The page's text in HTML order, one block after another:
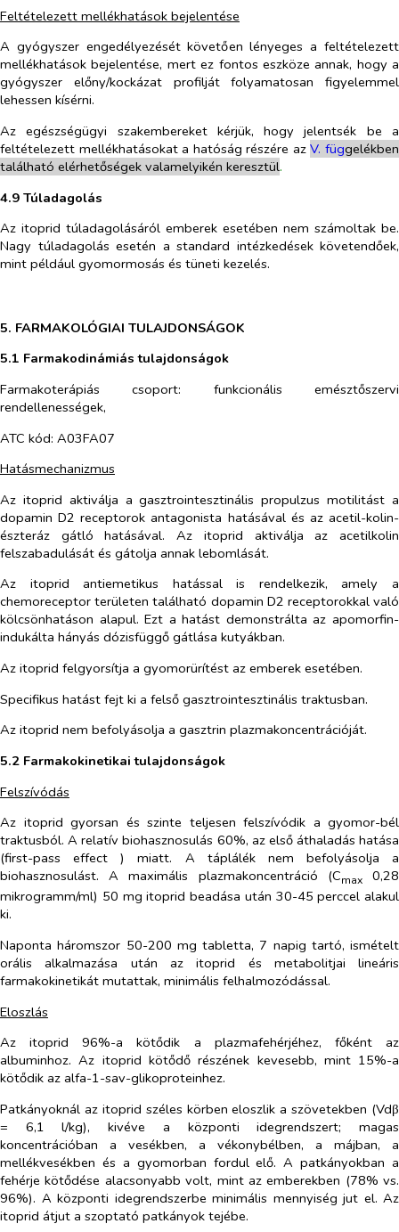
Feltételezett mellékhatások bejelentése
A gyógyszer engedélyezését követően lényeges a feltételezett
mellékhatások bejelentése, mert ez fontos eszköze annak, hogy a
gyógyszer előny/kockázat profilját folyamatosan figyelemmel
lehessen kísérni.
Az egészségügyi szakembereket kérjük, hogy jelentsék be a
feltételezett mellékhatásokat a hatóság részére azV. függelékben
található elérhetőségek valamelyikén keresztül.
4.9 Túladagolás
Az itoprid túladagolásáról emberek esetében nem számoltak be.
Nagy túladagolás esetén a standard intézkedések követendőek,
mint például gyomormosás és tüneti kezelés.
5. FARMAKOLÓGIAI TULAJDONSÁGOK
5.1 Farmakodinámiás tulajdonságok
Farmakoterápiás csoport: funkcionális emésztőszervi
rendellenességek,
ATC kód: A03FA07
Hatásmechanizmus
Az itoprid aktiválja a gasztrointesztinális propulzus motilitást a
dopamin D2 receptorok antagonista hatásával és az acetil-kolin-
észteráz gátló hatásával. Az itoprid aktiválja az acetilkolin
felszabadulását és gátolja annak lebomlását.
Az itoprid antiemetikus hatással is rendelkezik, amely a
chemoreceptor területen található dopamin D2 receptorokkal való
kölcsönhatáson alapul. Ezt a hatást demonstrálta az apomorfin-
indukálta hányás dózisfüggő gátlása kutyákban.
Az itoprid felgyorsítja a gyomorürítést az emberek esetében.
Specifikus hatást fejt ki a felső gasztrointesztinális traktusban.
Az itoprid nem befolyásolja a gasztrin plazmakoncentrációját.
5.2 Farmakokinetikai tulajdonságok
Felszívódás
Az itoprid gyorsan és szinte teljesen felszívódik a gyomor-bél
traktusból. A relatív biohasznosulás 60%, az első áthaladás hatása
(first-pass effect ) miatt. A táplálék nem befolyásolja a
biohasznosulást. A maximális plazmakoncentráció (Cmax0,28
mikrogramm/ml) 50 mg itoprid beadása után 30-45 perccel alakul
ki.
Naponta háromszor 50-200 mg tabletta, 7 napig tartó, ismételt
orális alkalmazása után az itoprid és metabolitjai lineáris
farmakokinetikát mutattak, minimális felhalmozódással.
Eloszlás
Az itoprid 96%-a kötődik a plazmafehérjéhez, főként az
albuminhoz. Az itoprid kötődő részének kevesebb, mint 15%-a
kötődik az alfa-1-sav-glikoproteinhez.
Patkányoknál az itoprid széles körben eloszlik a szövetekben (Vdβ
= 6,1 l/kg), kivéve a központi idegrendszert; magas
koncentrációban a vesékben, a vékonybélben, a májban, a
mellékvesékben és a gyomorban fordul elő. A patkányokban a
fehérje kötődése alacsonyabb volt, mint az emberekben (78% vs.
96%). A központi idegrendszerbe minimális mennyiség jut el. Az
itoprid átjut a szoptató patkányok tejébe.